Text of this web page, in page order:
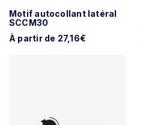
Motif autocollant latéral
SCCM30
À partir de 27,16€